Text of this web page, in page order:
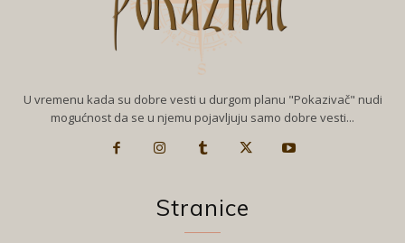
U vremenu kada su dobre vesti u durgom planu "Pokazivač" nudi
mogućnost da se u njemu pojavljuju samo dobre vesti...
Stranice